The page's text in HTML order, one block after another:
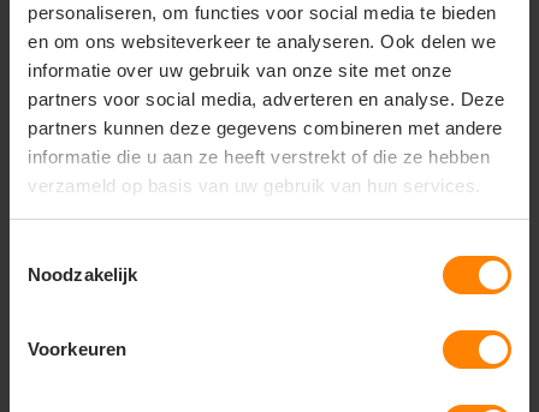
personaliseren, om functies voor social media te bieden
en om ons websiteverkeer te analyseren. Ook delen we
informatie over uw gebruik van onze site met onze
partners voor social media, adverteren en analyse. Deze
partners kunnen deze gegevens combineren met andere
informatie die u aan ze heeft verstrekt of die ze hebben
verzameld op basis van uw gebruik van hun services.
Noodzakelijk
Voorkeuren
store
Bezoek onze showroom:
Provincialeweg 59 - Velddriel
Dit vind je misschien ook leuk
Items van productcarrousel